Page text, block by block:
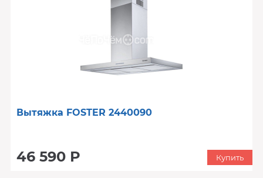
Вытяжка FOSTER 2440090
46 590 Р Купить